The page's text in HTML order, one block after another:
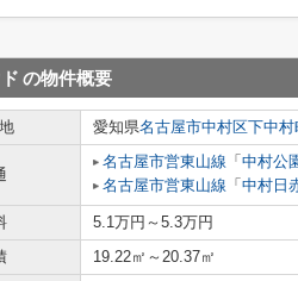
の物件概要
愛知県名古屋市中村区下中村
名古屋市営東山線 「 中村公
名古屋市営東山線 「 中村日
5.1万円～5.3万円
19.22㎡～20.37㎡